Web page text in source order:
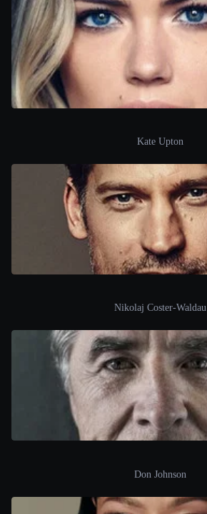
Kate Upton
Nikolaj Coster-Waldau
Don Johnson